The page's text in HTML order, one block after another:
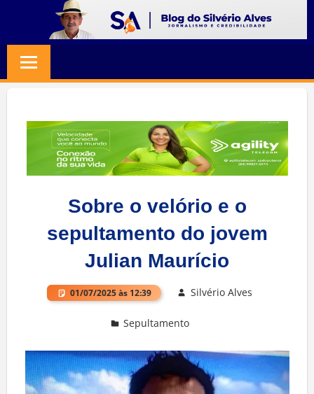
content
SILVERIO
ALVES
Jornalismo
Credibilidade
Sobre o velório e o
sepultamento do jovem
Julian Maurício
01/07/2025 às 12:39 Silvério Alves
Sepultamento